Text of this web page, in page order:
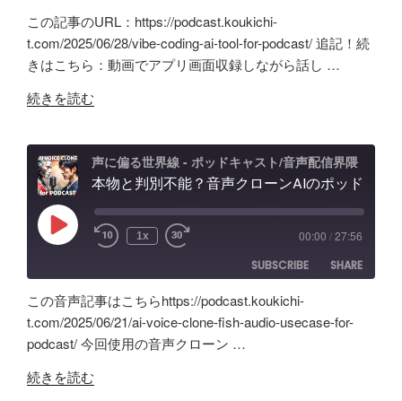
Studio】
バ
イ
ブ
コ
デ
ィ
ン
の
と
試
行
錯
間
の
ポ
ッ
ャ
ス
配
し
た
ノ
イ
Amazon
Apple Podcasts
RSS
Spotify
RSS FEED
SHARE
LINK
EMBED
この記事のURL：https://podcast.koukichi-
t.com/2025/06/28/vibe-coding-ai-tool-for-podcast/ 追記！続
きはこちら：動画でアプリ画面収録しながら話し …
"旧
え？
ポ
ド
ト
自
作
AI
続きを読む
声に偏る世界線 - ポッドキャスト/音声配信界隈
Play
Episode 1x 00:00 /27:56
SUBSCRIBE
SHARE
Amazon
Apple Podcasts
RSS
Spotify
RSS FEED
SHARE
LINK
EMBED
この音声記事はこちらhttps://podcast.koukichi-
t.com/2025/06/21/ai-voice-clone-fish-audio-usecase-for-
podcast/ 今回使用の音声クローン …
"本
続きを読む